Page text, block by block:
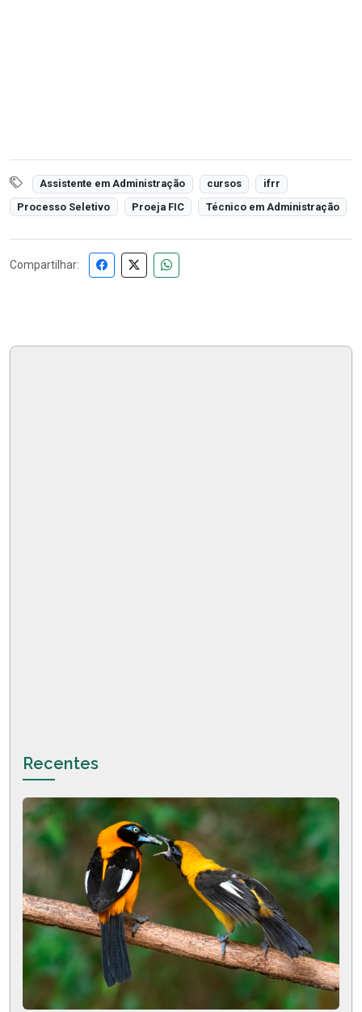
Assistente em Administração cursos
ifrr
Processo Seletivo
Proeja FIC Técnico em Administração
Compartilhar:
Recentes